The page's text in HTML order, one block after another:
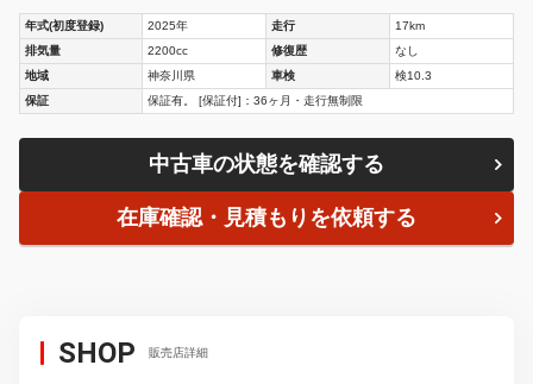
年式(初度登録) 2025年 走行
17km
排気量
2200cc 修復歴
なし
地域
神奈川県 車検
検10.3
保証
保証有。 [保証付]：36ヶ月・走行無制限
中古車の状態を確認する
在庫確認・見積もりを依頼する
SHOP 販売店詳細